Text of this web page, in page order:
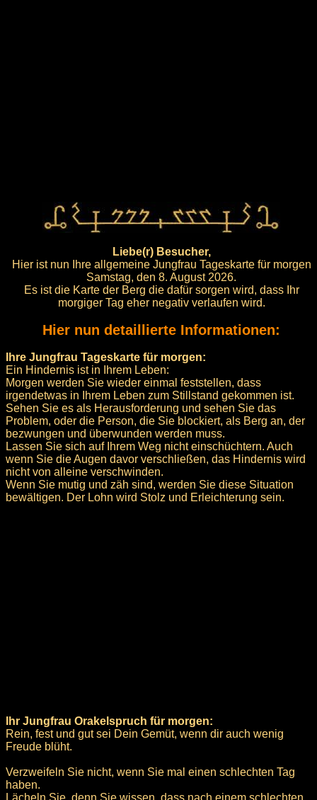
Liebe(r) Besucher,
Hier ist nun Ihre allgemeine Jungfrau Tageskarte für morgen
Samstag, den 8. August 2026.
Es ist die Karte der Berg die dafür sorgen wird, dass Ihr
morgiger Tag eher negativ verlaufen wird.
Hier nun detaillierte Informationen:
Ihre Jungfrau Tageskarte für morgen:
Ein Hindernis ist in Ihrem Leben:
Morgen werden Sie wieder einmal feststellen, dass
irgendetwas in Ihrem Leben zum Stillstand gekommen ist.
Sehen Sie es als Herausforderung und sehen Sie das
Problem, oder die Person, die Sie blockiert, als Berg an, der
bezwungen und überwunden werden muss.
Lassen Sie sich auf Ihrem Weg nicht einschüchtern. Auch
wenn Sie die Augen davor verschließen, das Hindernis wird
nicht von alleine verschwinden.
Wenn Sie mutig und zäh sind, werden Sie diese Situation
bewältigen. Der Lohn wird Stolz und Erleichterung sein.
Ihr Jungfrau Orakelspruch für morgen:
Rein, fest und gut sei Dein Gemüt, wenn dir auch wenig
Freude blüht.
Verzweifeln Sie nicht, wenn Sie mal einen schlechten Tag
haben.
Lächeln Sie, denn Sie wissen, dass nach einem schlechten